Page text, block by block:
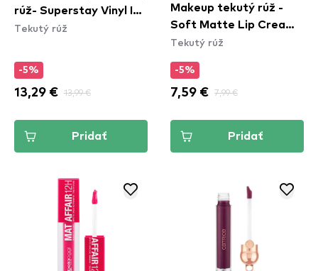
rúž- Superstay Vinyl Ink
Liquid Lipstick - 95
Tekutý rúž
-5%
13,29 € 13,99 €
Pridať
Makeup tekutý rúž -
Soft Matte Lip Cream
– Athens (SMLC15)
Tekutý rúž
-5%
7,59 € 7,99 €
Pridať